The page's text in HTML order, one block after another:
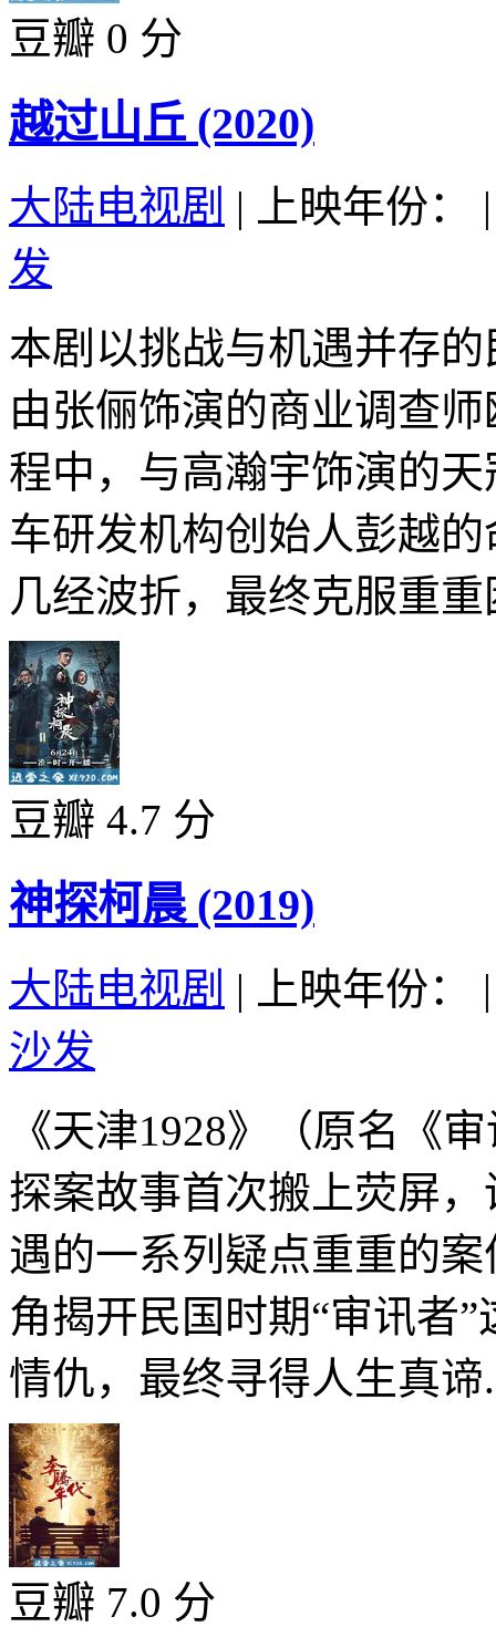
豆瓣 0 分
越过山丘 (2020)
大陆电视剧 | 上映年份：
|
发
本剧以挑战与机遇并存
由张俪饰演的商业调查
程中，与高瀚宇饰演的
车研发机构创始⼈彭越
几经波折，最终克服重
豆瓣 4.7 分
神探柯晨 (2019)
大陆电视剧 | 上映年份：
|
沙发
《天津1928》（原名《
探案故事首次搬上荧屏
遇的一系列疑点重重的
角揭开民国时期“审讯者
情仇，最终寻得人生真
豆瓣 7.0 分